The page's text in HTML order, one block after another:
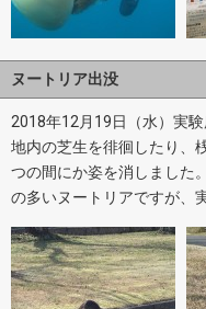
ヌートリア出没
2018年12月19日（水）実
地内の芝生を徘徊したり、
つの間にか姿を消しました
の多いヌートリアですが、